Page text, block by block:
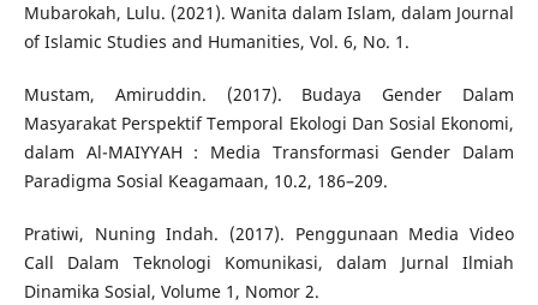
Mubarokah, Lulu. (2021). Wanita dalam Islam, dalam Journal
of Islamic Studies and Humanities, Vol. 6, No. 1.
Mustam, Amiruddin. (2017). Budaya Gender Dalam
Masyarakat Perspektif Temporal Ekologi Dan Sosial Ekonomi,
dalam Al-MAIYYAH : Media Transformasi Gender Dalam
Paradigma Sosial Keagamaan, 10.2, 186–209.
Pratiwi, Nuning Indah. (2017). Penggunaan Media Video
Call Dalam Teknologi Komunikasi, dalam Jurnal Ilmiah
Dinamika Sosial, Volume 1, Nomor 2.